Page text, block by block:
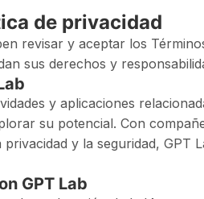
de privacidad
revisar y aceptar los
sus derechos y
y aplicaciones
su potencial. Con
y la seguridad, GPT
GPT Lab